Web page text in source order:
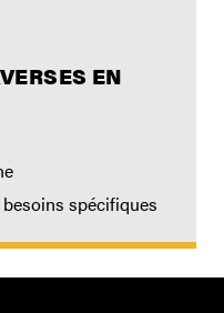
EN
spécifiques